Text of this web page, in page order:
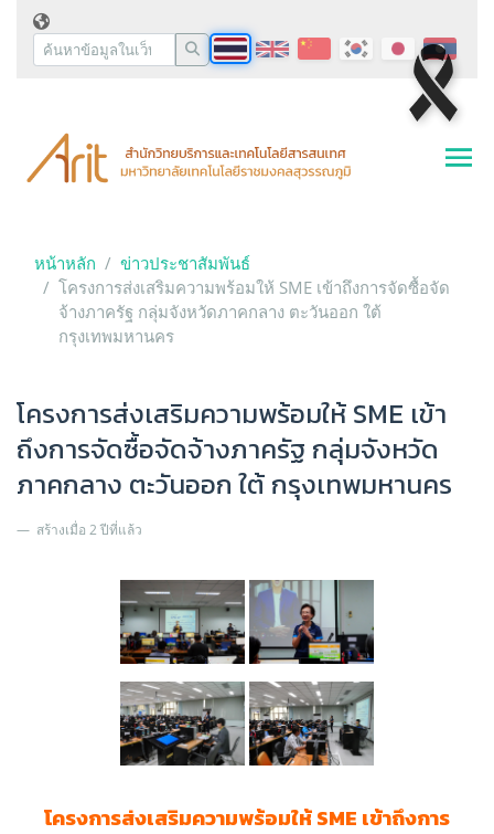
หน้าหลัก
ข่าวประชาสัมพันธ์
โครงการส่งเสริมความพร้อมให้ SME เข้าถึงการจัดซื้อจัด
จ้างภาครัฐ กลุ่มจังหวัดภาคกลาง ตะวันออก ใต้
กรุงเทพมหานคร
โครงการส่งเสริมความพร้อมให้ SME เข้า
ถึงการจัดซื้อจัดจ้างภาครัฐ กลุ่มจังหวัด
ภาคกลาง ตะวันออก ใต้ กรุงเทพมหานคร
สร้างเมื่อ 2 ปีที่แล้ว
โครงการส่งเสริมความพร้อมให้SME เข้าถึงการ